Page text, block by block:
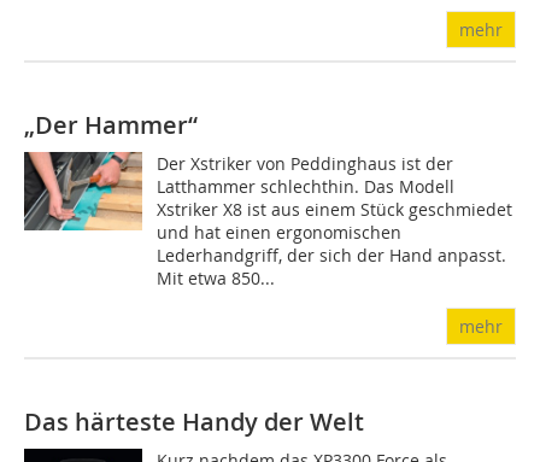
mehr
„Der Hammer“
Der Xstriker von Peddinghaus ist der
Latthammer schlechthin. Das Modell
Xstriker X8 ist aus einem Stück geschmiedet
und hat einen ergonomischen
Lederhandgriff, der sich der Hand anpasst.
Mit etwa 850...
mehr
Das härteste Handy der Welt